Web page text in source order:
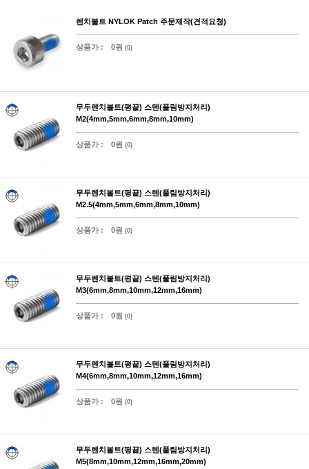
렌치볼트 NYLOK Patch 주문제작(견적요청)
상품가 : 0원 (0)
무두렌치볼트(평끝) 스텐(풀림방지처리)
M2(4mm,5mm,6mm,8mm,10mm)
상품가 : 0원 (0)
무두렌치볼트(평끝) 스텐(풀림방지처리)
M2.5(4mm,5mm,6mm,8mm,10mm)
상품가 : 0원 (0)
무두렌치볼트(평끝) 스텐(풀림방지처리)
M3(6mm,8mm,10mm,12mm,16mm)
상품가 : 0원 (0)
무두렌치볼트(평끝) 스텐(풀림방지처리)
M4(6mm,8mm,10mm,12mm,16mm)
상품가 : 0원 (0)
무두렌치볼트(평끝) 스텐(풀림방지처리)
M5(8mm,10mm,12mm,16mm,20mm)